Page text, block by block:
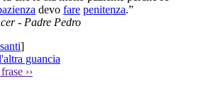
devo fare penitenza.”
- Padre Pedro
santi]
guancia
››